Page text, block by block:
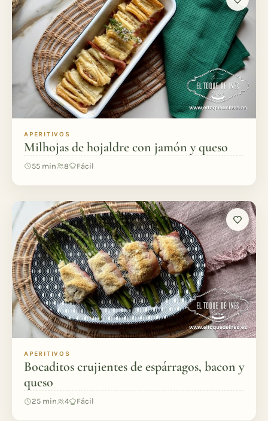
APERITIVOS
Milhojas de hojaldre con jamón y queso
55 min 8 Fácil
APERITIVOS
Bocaditos crujientes de espárragos, bacon y
queso
25 min 4 Fácil